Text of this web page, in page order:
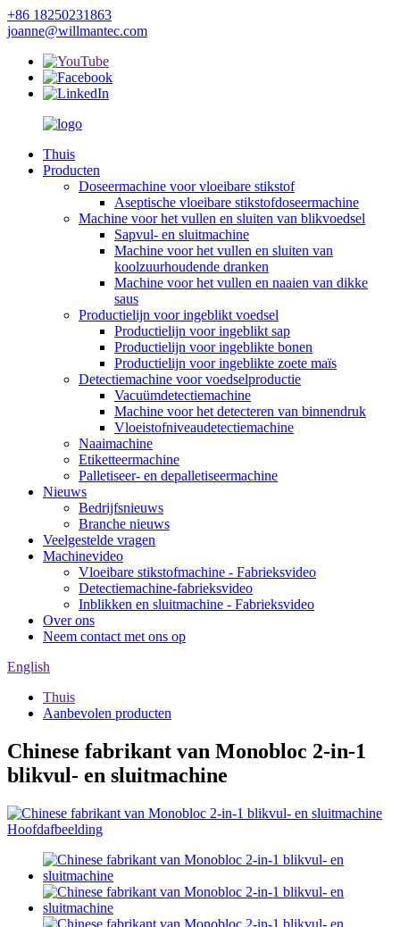
+86 18250231863
joanne@willmantec.com
Thuis
Producten
Doseermachine voor vloeibare stikstof
Aseptische vloeibare stikstofdoseermachine
Machine voor het vullen en sluiten van blikvoedsel
Sapvul- en sluitmachine
Machine voor het vullen en sluiten van
koolzuurhoudende dranken
Machine voor het vullen en naaien van dikke
saus
Productielijn voor ingeblikt voedsel
Productielijn voor ingeblikt sap
Productielijn voor ingeblikte bonen
Productielijn voor ingeblikte zoete maïs
Detectiemachine voor voedselproductie
Vacuümdetectiemachine
Machine voor het detecteren van binnendruk
Vloeistofniveaudetectiemachine
Naaimachine
Etiketteermachine
Palletiseer- en depalletiseermachine
Nieuws
Bedrijfsnieuws
Branche nieuws
Veelgestelde vragen
Machinevideo
Vloeibare stikstofmachine - Fabrieksvideo
Detectiemachine-fabrieksvideo
Inblikken en sluitmachine - Fabrieksvideo
Over ons
Neem contact met ons op
English
Thuis
Aanbevolen producten
Chinese fabrikant van Monobloc 2-in-1
blikvul- en sluitmachine